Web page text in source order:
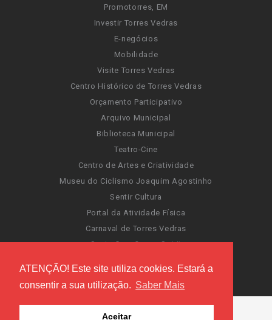
ATENÇÃO! Este site utiliza cookies. Estará a
consentir a sua utilização. Saber Mais
Aceitar
Promotorres, EM
Investir Torres Vedras
E-negócios
Mobilidade
Visite Torres Vedras
Centro Histórico de Torres Vedras
Orçamento Participativo
Arquivo Municipal
Biblioteca Municipal
Teatro-Cine
Centro de Artes e Criatividade
Museu do Ciclismo Joaquim Agostinho
Sentir Cultura
Portal da Atividade Física
Carnaval de Torres Vedras
Santa Cruz Ocean Spirit